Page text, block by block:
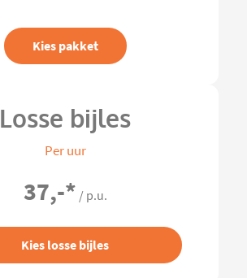
Kies pakket
Losse bijles
Per uur
37,-* / p.u.
Kies losse bijles